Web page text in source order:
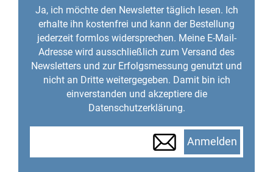
Ja, ich möchte den Newsletter täglich lesen. Ich
erhalte ihn kostenfrei und kann der Bestellung
jederzeit formlos widersprechen. Meine E-Mail-
Adresse wird ausschließlich zum Versand des
Newsletters und zur Erfolgsmessung genutzt und
nicht an Dritte weitergegeben. Damit bin ich
einverstanden und akzeptiere die
Datenschutzerklärung.
Anmelden